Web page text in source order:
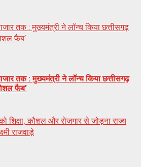
तक : मुख्यमंत्री ने लॉन्च किया छत्तीसगढ़
फैब’
तक : मुख्यमंत्री ने लॉन्च किया छत्तीसगढ़
फैब’
शिक्षा, कौशल और रोजगार से जोड़ना राज्य
राजवाड़े